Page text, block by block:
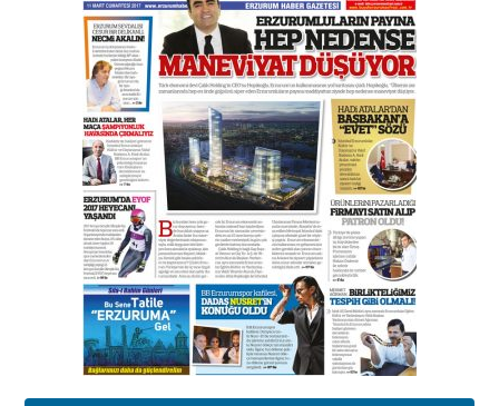
31 Mart 2026 Salı
A. Berhan Yılmaz
BİR BÖLÜM DEĞİL, BİR ÖMÜR
SEÇİYORSUNUZ… “NEDEN
ATATÜRK ÜNİVERSİTESİ?”
28 Temmuz 2026 Salı
Ahmet Gökhan YAZICI
Ahmed Yesevi’den bir Alperen…
”Reisimiz” idi… Hakka yürüdü.!
26 Mart 2026 Perşembe
Cem Bakırcı
Ardında bıraktığı hatıralarıyla
gönül adamı Faruk Terzioğlu!
13 Mayıs 2026 Çarşamba
Esat BİNDESEN
Başkan Sekmen’den Erzurum’a
bir vizyon proje daha!